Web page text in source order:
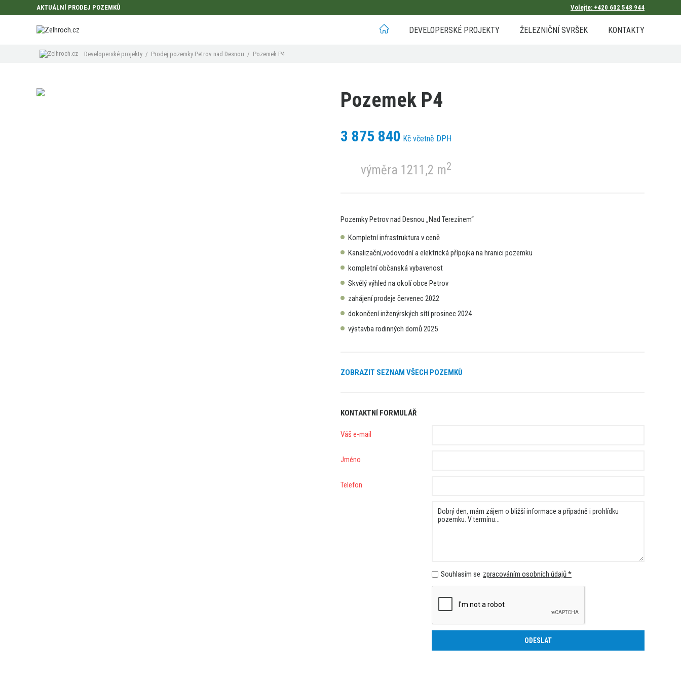
AKTUÁLNÍ PRODEJ POZEMKŮ Volejte: +420 602 548 944
DEVELOPERSKÉ PROJEKTY ŽELEZNIČNÍ SVRŠEK KONTAKTY
Developerské projekty / Prodej pozemky Petrov nad Desnou / Pozemek P4
Pozemek P4
3 875 840 Kč včetně DPH
výměra 1211,2 m2
Pozemky Petrov nad Desnou „Nad Terezínem“
Kompletní infrastruktura v ceně
Kanalizační,vodovodní a elektrická přípojka na hranici pozemku
kompletní občanská vybavenost
Skvělý výhled na okolí obce Petrov
zahájení prodeje červenec 2022
dokončení inženýrských sítí prosinec 2024
výstavba rodinných domů 2025
ZOBRAZIT SEZNAM VŠECH POZEMKŮ
KONTAKTNÍ FORMULÁŘ
Váš e-mail
Jméno
Telefon
Souhlasím se zpracováním osobních údajů *